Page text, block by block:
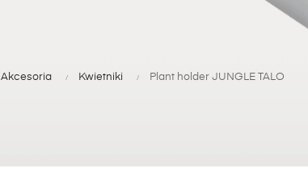
Akcesoria Kwietniki Plant holder JUNGLE TALO